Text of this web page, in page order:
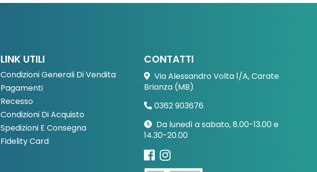
LINK UTILI
Condizioni Generali Di Vendita
Pagamenti
Recesso
Condizioni Di Acquisto
Spedizioni E Consegna
Fidelity Card
CONTATTI
Via Alessandro Volta 1/A, Carate
Brianza (MB)
0362 903676
Da lunedì a sabato, 8.00-13.00 e
14.30-20.00